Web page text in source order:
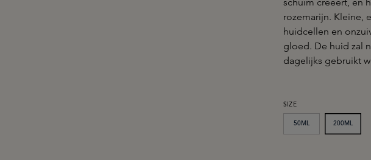
rozemarijn. Kleine,
huidcellen en
gloed. De huid zal
dagelijks gebruikt
SELECTEER
SIZE
50ML 200ML